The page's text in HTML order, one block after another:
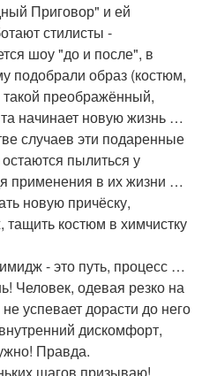
Приговор" и ей
стилисты -
шоу "до и после", в
подобрали образ (костюм,
преображённый,
начинает новую жизнь …
случаев эти подаренные
пылиться у
применения в их жизни …
новую причёску,
костюм в химчистку
- это путь, процесс …
Человек, одевая резко на
успевает дорасти до него
дискомфорт,
Правда.